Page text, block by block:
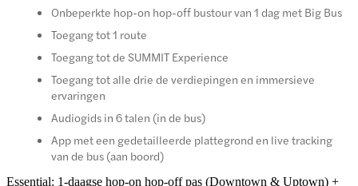
Onbeperkte hop-on hop-off bustour van 1 dag met Big Bus
Toegang tot 1 route
Toegang tot de SUMMIT Experience
Toegang tot alle drie de verdiepingen en immersieve
ervaringen
Audiogids in 6 talen (in de bus)
App met een gedetailleerde plattegrond en live tracking
van de bus (aan boord)
Essential: 1-daagse hop-on hop-off pas (Downtown & Uptown) +